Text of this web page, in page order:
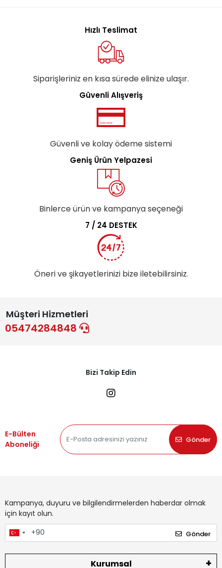
Hızlı Teslimat
Siparişleriniz en kısa sürede elinize ulaşır.
Güvenli Alışveriş
Güvenli ve kolay ödeme sistemi
Geniş Ürün Yelpazesi
Binlerce ürün ve kampanya seçeneği
7 / 24 DESTEK
Öneri ve şikayetlerinizi bize iletebilirsiniz.
Müşteri Hizmetleri
05474284848
Bizi Takip Edin
E-Bülten
Aboneliği
Gönder
Kampanya, duyuru ve bilgilendirmelerden haberdar olmak
için kayıt olun.
Gönder
Kurumsal